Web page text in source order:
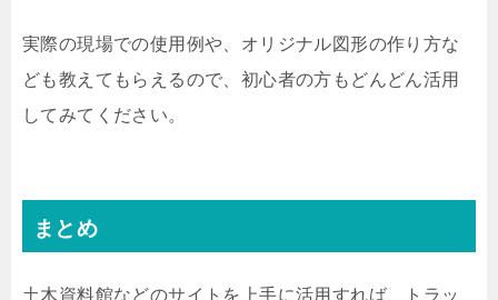
実際の現場での使用例や、オリジナル図形の作り方な
ども教えてもらえるので、初心者の方もどんどん活用
してみてください。
まとめ
土木資料館などのサイトを上手に活用すれば、トラッ